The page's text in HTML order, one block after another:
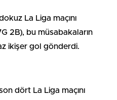
La Liga maçını
2B), bu müsabakaların
ikişer gol gönderdi.
dört La Liga maçını